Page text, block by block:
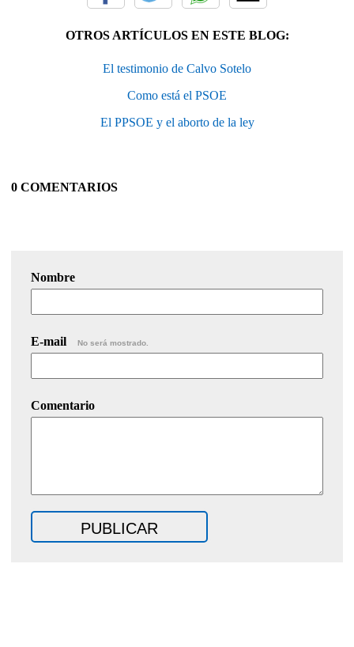
OTROS ARTÍCULOS EN ESTE BLOG:
El testimonio de Calvo Sotelo
Como está el PSOE
El PPSOE y el aborto de la ley
0 COMENTARIOS
Nombre
E-mail No será mostrado.
Comentario